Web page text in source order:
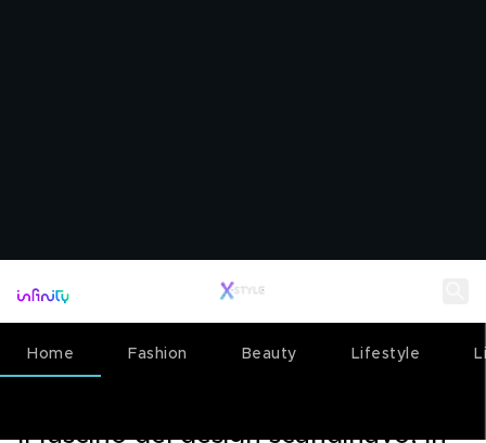
Home Fashion Beauty Lifestyle
Il fascino del design scandinavo, in